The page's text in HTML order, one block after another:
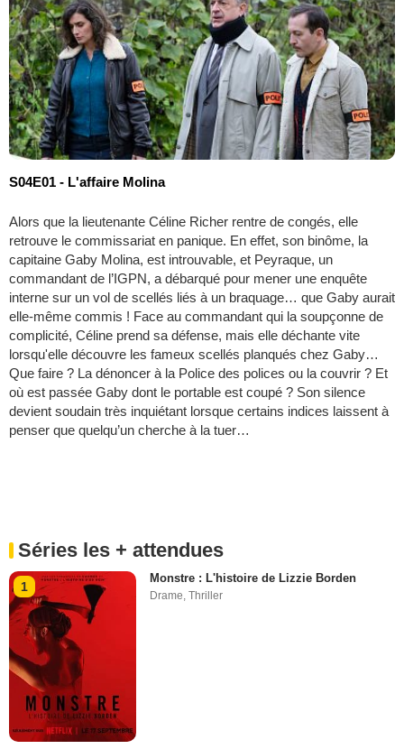
S04E01 - L'affaire Molina
Alors que la lieutenante Céline Richer rentre de congés, elle
retrouve le commissariat en panique. En effet, son binôme, la
capitaine Gaby Molina, est introuvable, et Peyraque, un
commandant de l’IGPN, a débarqué pour mener une enquête
interne sur un vol de scellés liés à un braquage… que Gaby aurait
elle-même commis ! Face au commandant qui la soupçonne de
complicité, Céline prend sa défense, mais elle déchante vite
lorsqu'elle découvre les fameux scellés planqués chez Gaby…
Que faire ? La dénoncer à la Police des polices ou la couvrir ? Et
où est passée Gaby dont le portable est coupé ? Son silence
devient soudain très inquiétant lorsque certains indices laissent à
penser que quelqu’un cherche à la tuer…
Séries les + attendues
1
Monstre : L'histoire de Lizzie Borden
Drame,Thriller